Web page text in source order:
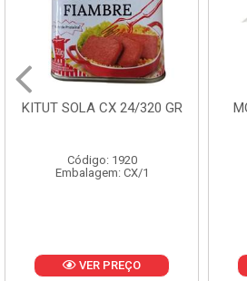
MOLHO VERDE D'AJUDA
Código: 13751
Embalagem: CX/1
VER PREÇO